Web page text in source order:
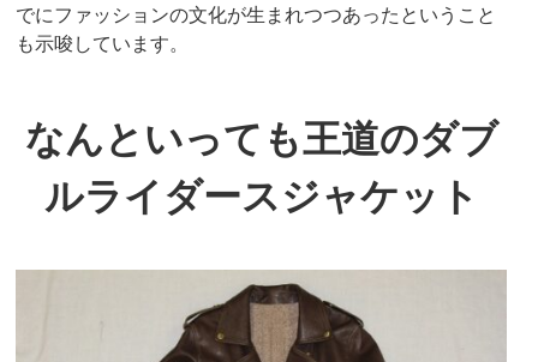
でにファッションの文化が生まれつつあったということ
も示唆しています。
なんといっても王道のダブ
ルライダースジャケット